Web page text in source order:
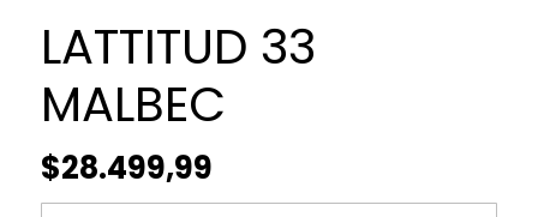
LATTITUD 33
MALBEC
$28.499,99